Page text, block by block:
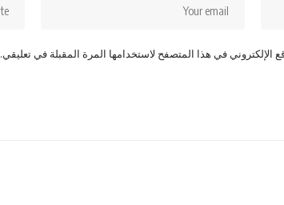
الإلكتروني في هذا المتصفح لاستخدامها المرة المقبلة في تعليقي.